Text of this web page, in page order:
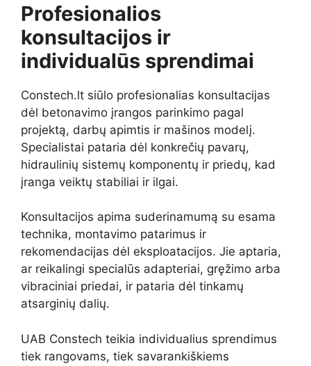
Profesionalios
konsultacijos ir
individualūs sprendimai
Constech.lt siūlo profesionalias konsultacijas
dėl betonavimo įrangos parinkimo pagal
projektą, darbų apimtis ir mašinos modelį.
Specialistai pataria dėl konkrečių pavarų,
hidraulinių sistemų komponentų ir priedų, kad
įranga veiktų stabiliai ir ilgai.
Konsultacijos apima suderinamumą su esama
technika, montavimo patarimus ir
rekomendacijas dėl eksploatacijos. Jie aptaria,
ar reikalingi specialūs adapteriai, gręžimo arba
vibraciniai priedai, ir pataria dėl tinkamų
atsarginių dalių.
UAB Constech teikia individualius sprendimus
tiek rangovams, tiek savarankiškiems